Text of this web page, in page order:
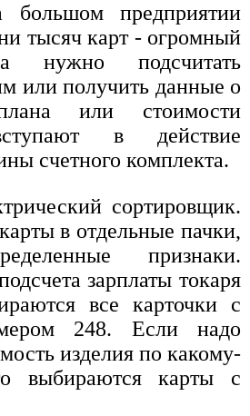
предприятии
тысяч карт - огромный
нужно подсчитать
или получить данные о
или стоимости
в действие
счетного комплекта.
сортировщик.
в отдельные пачки,
признаки.
зарплаты токаря
все карточки с
248. Если надо
изделия по какому-
выбираются карты с